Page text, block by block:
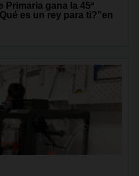
Primaria gana la 45ª
es un rey para ti?”en